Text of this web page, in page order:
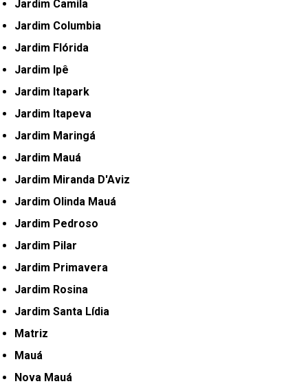
Jardim Camila
Jardim Columbia
Jardim Flórida
Jardim Ipê
Jardim Itapark
Jardim Itapeva
Jardim Maringá
Jardim Mauá
Jardim Miranda D'Aviz
Jardim Olinda Mauá
Jardim Pedroso
Jardim Pilar
Jardim Primavera
Jardim Rosina
Jardim Santa Lídia
Matriz
Mauá
Nova Mauá